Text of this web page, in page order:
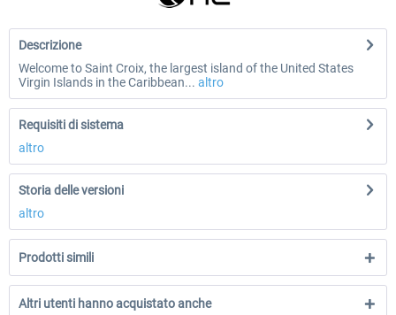
Descrizione
Welcome to Saint Croix, the largest island of the United States
Virgin Islands in the Caribbean... altro
Requisiti di sistema
altro
Storia delle versioni
altro
Prodotti simili
Altri utenti hanno acquistato anche